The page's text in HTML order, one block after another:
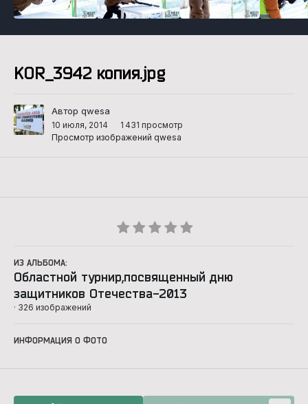
KOR_3942 копия.jpg
Автор qwesa
10 июля, 2014
1 431 просмотр
Просмотр изображений qwesa
ИЗ АЛЬБОМА:
Областной турнир,посвященный дню
защитников Отечества-2013
· 326 изображений
ИНФОРМАЦИЯ О ФОТО